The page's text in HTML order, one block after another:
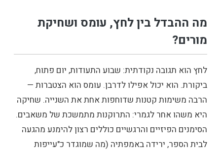
מה ההבדל בין לחץ, עומס ושחיקת
מורים?
לחץ הוא תגובה נקודתית: שבוע התעודות, יום פתוח,
ביקורת. הוא יכול אפילו לדרבן. עומס הוא הצטברות —
הרבה משימות קטנות שדוחפות אחת את השנייה. שחיקה
היא משהו אחר לגמרי: התרוקנות מתמשכת של משאבים.
הסימנים הפיזיים והרגשיים כוללים רצון להימנע מהגעה
לבית הספר, ירידה באמפתיה (מה שמוגדר כ"עייפות